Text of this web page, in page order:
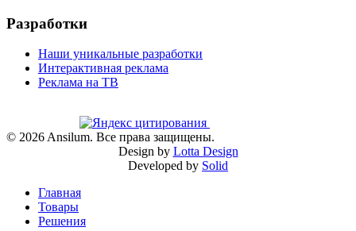
Разработки
Наши уникальные разработки
Интерактивная реклама
Реклама на ТВ
© 2026Ansilum. Все права защищены.
Design by Lotta Design
Developed by Solid
Главная
Товары
Решения